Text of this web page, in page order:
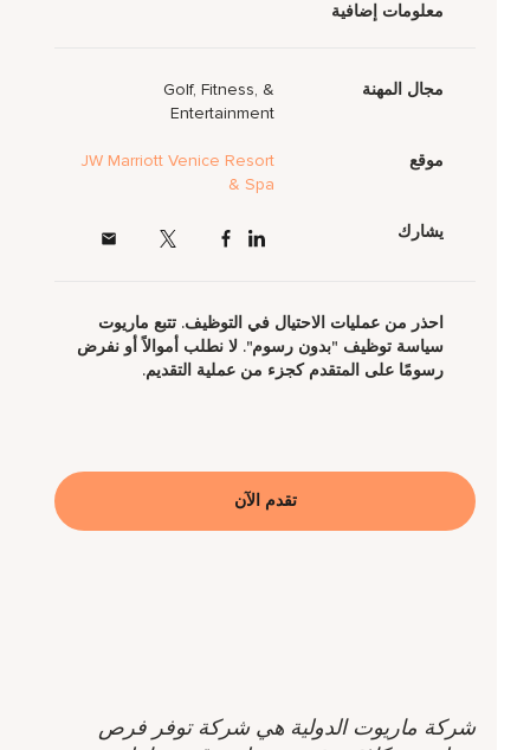
شركة ماريوت الدولية هي شركة توفر فرص
معلومات إضافية
مجال المهنة
Golf, Fitness, &
Entertainment
JW Marriott Venice Resort
& Spa
يشارك
احذر من عمليات الاحتيال في التوظيف. تتبع ماريوت
سياسة توظيف "بدون رسوم". لا نطلب أموالاً أو نفرض
رسومًا على المتقدم كجزء من عملية التقديم.
تقدم الآن